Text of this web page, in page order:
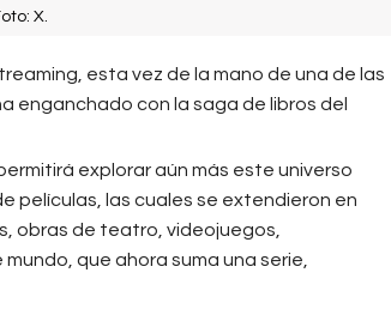
X.
esta vez de la mano de una de las
enganchado con la saga de libros del
explorar aún más este universo
películas, las cuales se extendieron en
obras de teatro, videojuegos,
que ahora suma una serie,